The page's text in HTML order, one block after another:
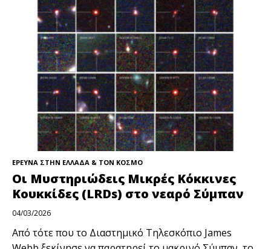
ΕΡΕΥΝΑ ΣΤΗΝ ΕΛΛΑΔΑ & ΤΟΝ ΚΟΣΜΟ
Οι Μυστηριώδεις Μικρές Κόκκινες
Κουκκίδες (LRDs) στο νεαρό Σύμπαν
04/03/2026
Από τότε που το Διαστημικό Τηλεσκόπιο James